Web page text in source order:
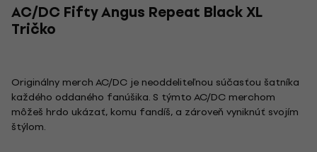
AC/DC Fifty Angus Repeat Black XL
Tričko
Originálny merch AC/DC je neoddeliteľnou súčasťou šatníka
každého oddaného fanúšika. S týmto AC/DC merchom
môžeš hrdo ukázať, komu fandíš, a zároveň vyniknúť svojím
štýlom.